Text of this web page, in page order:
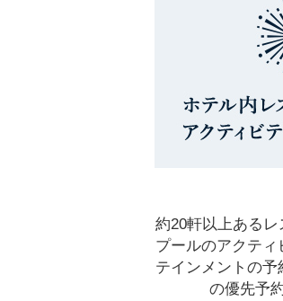
約20軒以上ある
プールのアクテ
テインメントの
の優先予